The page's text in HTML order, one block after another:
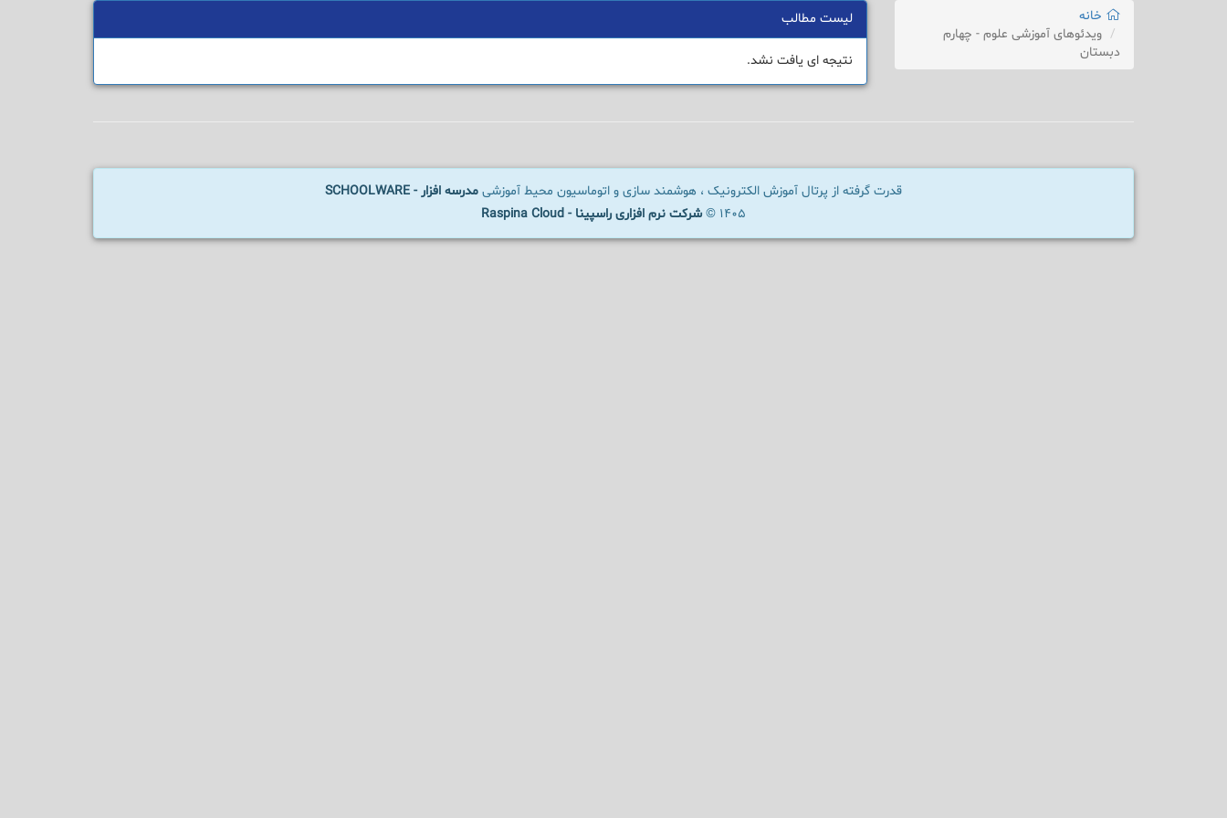
لیست مطالب
نتیجه ای یافت نشد.
خانه
ویدئوهای آموزشی علوم - چهارم
دبستان
قدرت گرفته از پرتال آموزش الکترونیک ، هوشمند سازی و اتوماسیون محیط آموزشی مدرسه افزار - SCHOOLWARE
1405 ©
شرکت نرم افزاری راسپینا - Raspina Cloud